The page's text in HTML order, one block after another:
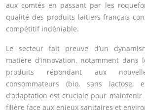
aux comtés en passant par les
qualité des produits laitiers français
compétitif indéniable.
Le secteur fait preuve d’un
matière d’innovation, notamment dans
produits répondant aux
consommateurs (bio, sans lactose,
d’adaptation est cruciale pour
filière face aux enjeux sanitaires et